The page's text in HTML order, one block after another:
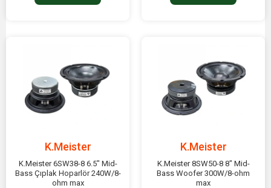
K.Meister
K.Meister 6SW38-8 6.5" Mid-
Bass Çıplak Hoparlör 240W/8-
ohm max
K.Meister
K.Meister 8SW50-8 8" Mid-
Bass Woofer 300W/8-ohm
max